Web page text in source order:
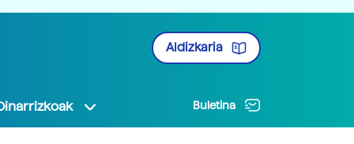
Aldizkaria
Buletina